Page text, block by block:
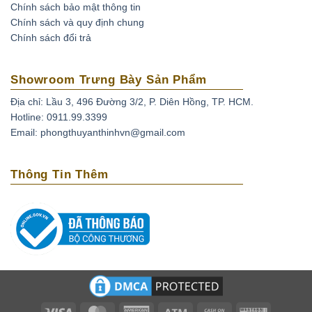
trong lòng đất, có thành phần chính là corundum
(một dạng đặc biệt của Oxit nhôm – Al203). Khi kết
tinh, do hàm lượng các tạp chất khác nhau nên đá
màu đỏ thì con người vẫn quen gọi chúng là Ruby
(hồng ngọc) còn các corundum màu khác thì được
gọi chung là Sapphire.
Chính sách bảo mật thông tin
Chính sách và quy định chung
Chính sách đổi trả
Showroom Trưng Bày Sản Phẩm
Địa chỉ: Lầu 3, 496 Đường 3/2, P. Diên Hồng, TP. HCM.
Hotline: 0911.99.3399
Email: phongthuyanthinhvn@gmail.com
Thông Tin Thêm